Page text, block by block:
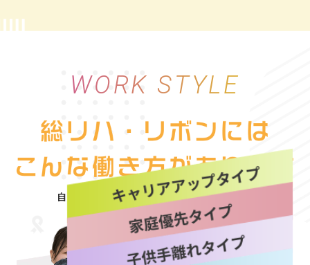
WORK STYLE
自分にぴったりな働き方を“選べる自由”
詳しく見る
詳しく見る